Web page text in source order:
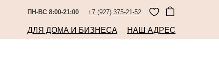
ПН-ВС 8:00-21:00 +7 (927) 375-21-52
ДЛЯ ДОМА И БИЗНЕСА НАШ АДРЕС